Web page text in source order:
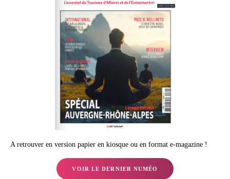
A retrouver en version papier en kiosque ou en format e-magazine !
VOIR LE DERNIER NUMÉO